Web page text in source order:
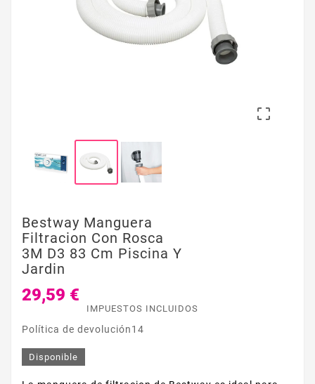

Bestway Manguera
Filtracion Con Rosca
3M D3 83 Cm Piscina Y
Jardin
29,59 €
IMPUESTOS INCLUIDOS
Política de devolución14
Disponible